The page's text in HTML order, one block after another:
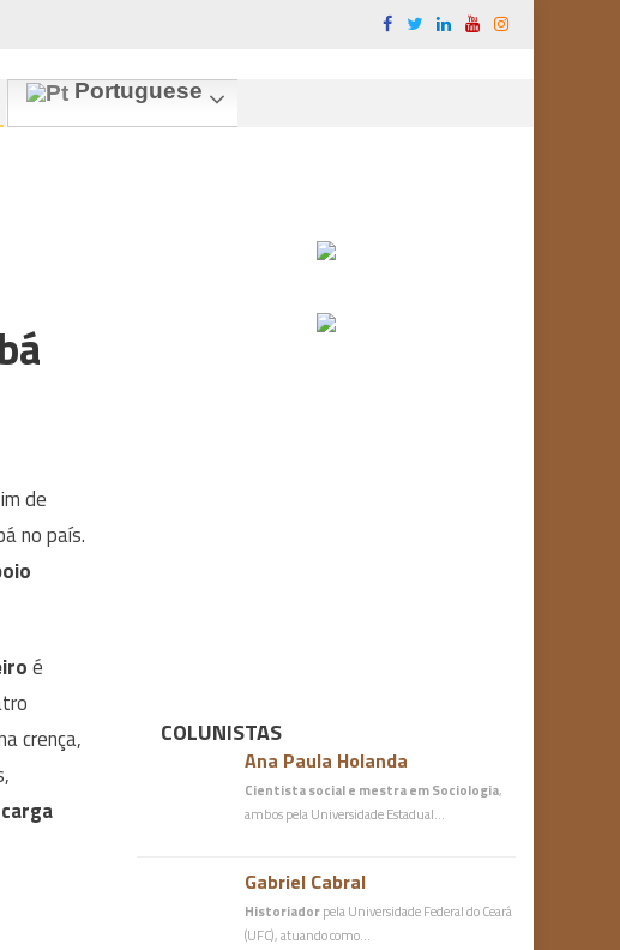
Portuguese
de
no país.
é
crença,
carga
COLUNISTAS
Ana Paula Holanda
Cientista social e mestra em Sociologia,
ambos pela Universidade Estadual…
Gabriel Cabral
Historiadorpela Universidade Federal do Ceará
(UFC), atuando como…